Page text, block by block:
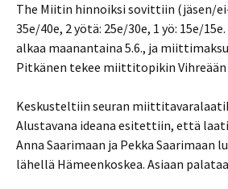
The Miitin hinnoiksi sovittiin (jäsen/
35e/40e, 2 yötä: 25e/30e, 1 yö: 15e/
alkaa maanantaina 5.6., ja
Pitkänen tekee miittitopikin Vihreään
Keskusteltiin seuran
Alustavana ideana esitettiin, että
Anna Saarimaan ja Pekka Saarimaan
lähellä Hämeenkoskea. Asiaan